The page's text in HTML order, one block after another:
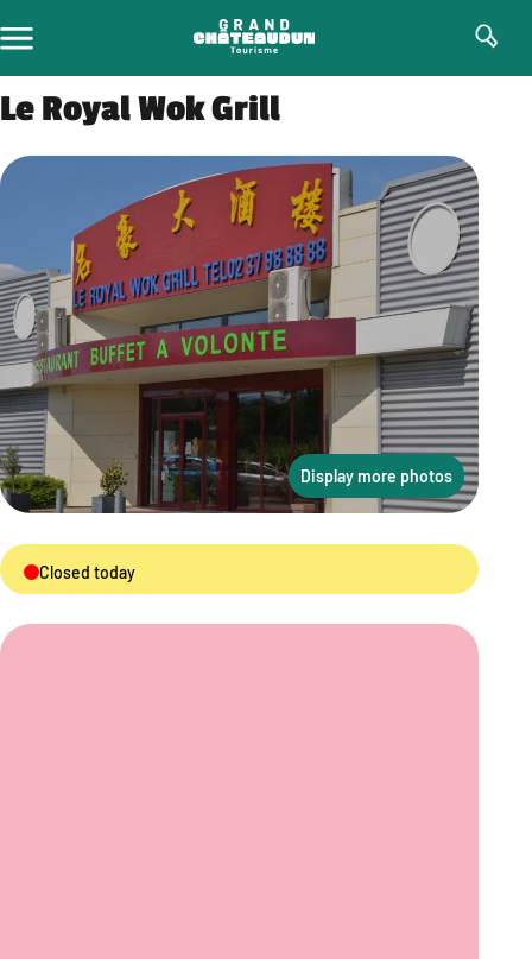
to
content
Le Royal Wok Grill
Display more photos
Closed today